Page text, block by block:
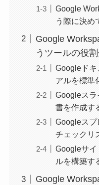
Google
う際に決め
Google
うツールの役
Googleドキ
アルを標準
Googleス
書を作成す
Googleスプ
チェックリ
Googleサイ
ルを構築す
Google